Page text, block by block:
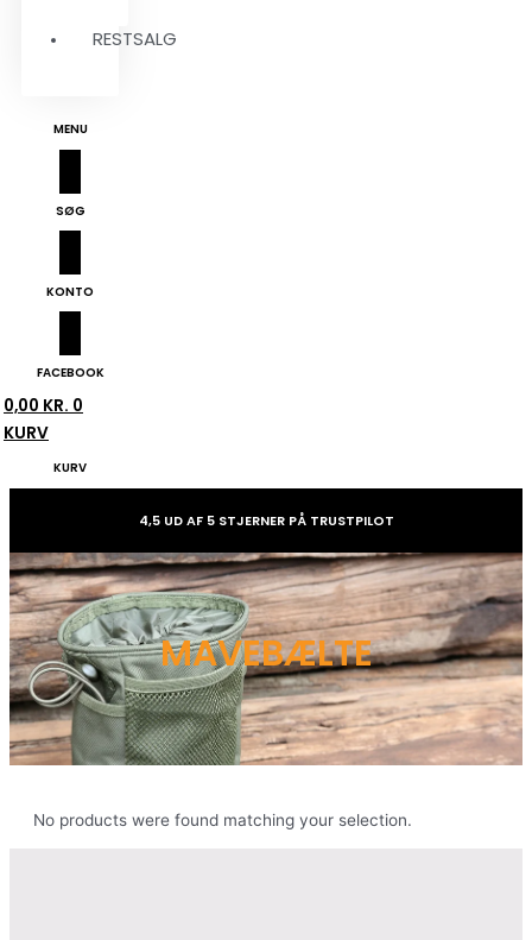
RESTSALG
MENU
SØG
KONTO
FACEBOOK
0,00 KR. 0
KURV
KURV
4,5 UD AF 5 STJERNER PÅ TRUSTPILOT
MAVEBÆLTE
No products were found matching your selection.